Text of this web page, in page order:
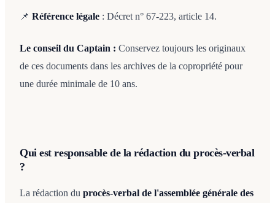
📌 Référence légale : Décret n° 67-223, article 14.
Le conseil du Captain : Conservez toujours les originaux
de ces documents dans les archives de la copropriété pour
une durée minimale de 10 ans.
Qui est responsable de la rédaction du procès-verbal
?
La rédaction du procès-verbal de l'assemblée générale des